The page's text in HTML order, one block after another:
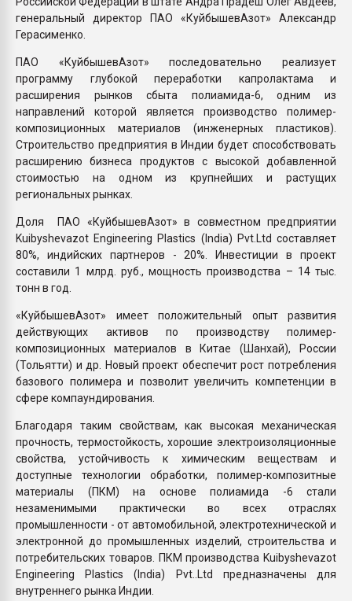
генеральный директор ПАО «КуйбышевАзот» Александр
Герасименко.
ПАО «КуйбышевАзот» последовательно реализует
программу глубокой переработки капролактама и
расширения рынков сбыта полиамида-6, одним из
направлений которой является производство полимер-
композиционных материалов (инженерных пластиков).
Строительство предприятия в Индии будет способствовать
расширению бизнеса продуктов с высокой добавленной
стоимостью на одном из крупнейших и растущих
региональных рынках.
Доля ПАО «КуйбышевАзот» в совместном предприятии
Kuibyshevazot Engineering Plastics (India) Pvt.Ltd составляет
80%, индийских партнеров - 20%. Инвестиции в проект
составили 1 млрд. руб., мощность производства – 14 тыс.
тонн в год.
«КуйбышевАзот» имеет положительный опыт развития
действующих активов по производству полимер-
композиционных материалов в Китае (Шанхай), России
(Тольятти) и др. Новый проект обеспечит рост потребления
базового полимера и позволит увеличить компетенции в
сфере компаундирования.
Благодаря таким свойствам, как высокая механическая
прочность, термостойкость, хорошие электроизоляционные
свойства, устойчивость к химическим веществам и
доступные технологии обработки, полимер-композитные
материалы (ПКМ) на основе полиамида -6 стали
незаменимыми практически во всех отраслях
промышленности - от автомобильной, электротехнической и
электронной до промышленных изделий, строительства и
потребительских товаров. ПКМ производства Kuibyshevazot
Engineering Plastics (India) Pvt..Ltd предназначены для
внутреннего рынка Индии.